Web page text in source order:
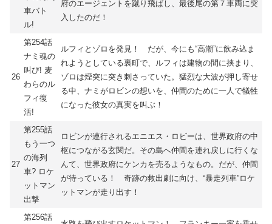
車バト
ル!
府のエージェントを蹴り飛ばし、最後尾の第７車両に突
入したのだ！
26
第254話
ナミ魂の
叫び! 麦
わらのル
フィ復
活!
ルフィとゾロを発見！ だが、今にも“高潮”に飲み込ま
れようとしている裏町で、ルフィは建物の間に挟まり、
ゾロは煙突に突き刺さっていた。猛烈な大波が押し寄せ
る中、ナミがロビンの想いを、仲間のために一人で犠牲
になった彼女の真実を叫ぶ！
27
第255話
もう一つ
の海列
車? ロケ
ットマン
出撃
ロビンが連行されるエニエス・ロビーは、世界政府の中
枢につながる玄関だ。その島へ仲間を連れ戻しに行くな
んて、世界政府にケンカを売るようなもの。だが、仲間
が待っている！ 奇跡の救出劇に向け、“暴走列車”ロケ
ットマンが走り出す！
第256話